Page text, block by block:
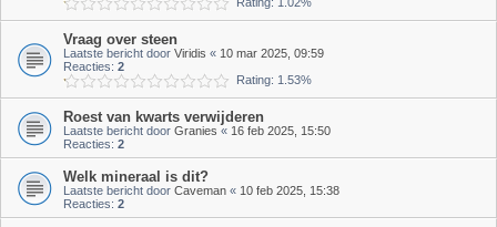
Vraag over steen
Laatste bericht door Viridis « 10 mar 2025, 09:59
Reacties: 2
Rating: 1.53%
Roest van kwarts verwijderen
Laatste bericht door Granies « 16 feb 2025, 15:50
Reacties: 2
Welk mineraal is dit?
Laatste bericht door Caveman « 10 feb 2025, 15:38
Reacties: 2